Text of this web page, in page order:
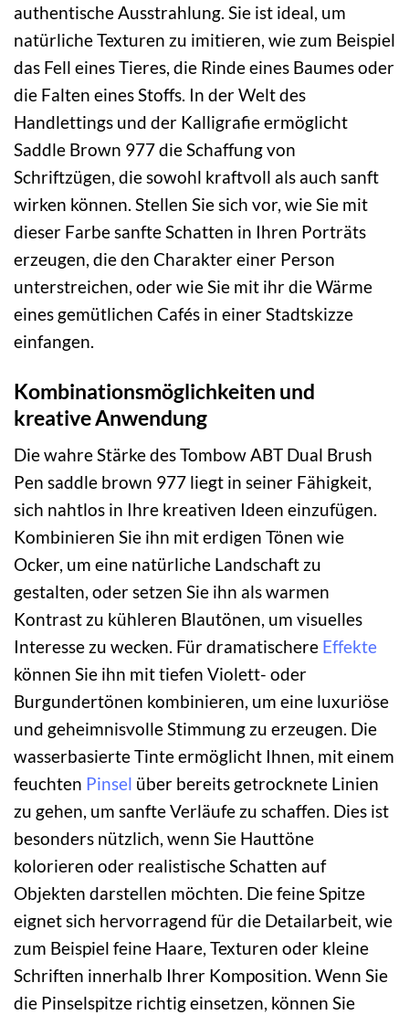
authentische Ausstrahlung. Sie ist ideal, um
natürliche Texturen zu imitieren, wie zum Beispiel
das Fell eines Tieres, die Rinde eines Baumes oder
die Falten eines Stoffs. In der Welt des
Handlettings und der Kalligrafie ermöglicht
Saddle Brown 977 die Schaffung von
Schriftzügen, die sowohl kraftvoll als auch sanft
wirken können. Stellen Sie sich vor, wie Sie mit
dieser Farbe sanfte Schatten in Ihren Porträts
erzeugen, die den Charakter einer Person
unterstreichen, oder wie Sie mit ihr die Wärme
eines gemütlichen Cafés in einer Stadtskizze
einfangen.
Kombinationsmöglichkeiten und
kreative Anwendung
Die wahre Stärke des Tombow ABT Dual Brush
Pen saddle brown 977 liegt in seiner Fähigkeit,
sich nahtlos in Ihre kreativen Ideen einzufügen.
Kombinieren Sie ihn mit erdigen Tönen wie
Ocker, um eine natürliche Landschaft zu
gestalten, oder setzen Sie ihn als warmen
Kontrast zu kühleren Blautönen, um visuelles
Interesse zu wecken. Für dramatischere Effekte
können Sie ihn mit tiefen Violett- oder
Burgundertönen kombinieren, um eine luxuriöse
und geheimnisvolle Stimmung zu erzeugen. Die
wasserbasierte Tinte ermöglicht Ihnen, mit einem
feuchten Pinsel über bereits getrocknete Linien
zu gehen, um sanfte Verläufe zu schaffen. Dies ist
besonders nützlich, wenn Sie Hauttöne
kolorieren oder realistische Schatten auf
Objekten darstellen möchten. Die feine Spitze
eignet sich hervorragend für die Detailarbeit, wie
zum Beispiel feine Haare, Texturen oder kleine
Schriften innerhalb Ihrer Komposition. Wenn Sie
die Pinselspitze richtig einsetzen, können Sie